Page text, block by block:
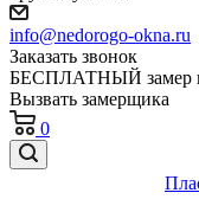
info@nedorogo-okna.ru
Заказать звонок
БЕСПЛАТНЫЙ замер и
Вызвать замерщика
0